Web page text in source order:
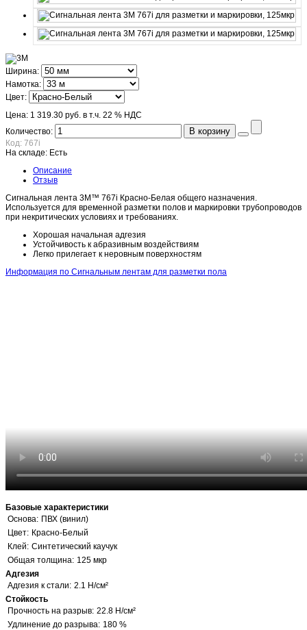
Ширина:
Намотка:
Цвет:
Цена: 1 319.30 руб. в т.ч. 22 % НДС
Количество:
В корзину
Код: 767i
На складе: Есть
Описание
Отзыв
Сигнальная лента 3M™ 767i Красно-Белая общего назначения.
Используется для временной разметки полов и маркировки трубопроводов
при некритических условиях и требованиях.
Хорошая начальная адгезия
Устойчивость к абразивным воздействиям
Легко прилегает к неровным поверхностям
Информация по Сигнальным лентам для разметки пола
Базовые характеристики
Основа: ПВХ (винил)
Цвет: Красно-Белый
Клей: Синтетический каучук
Общая толщина: 125 мкр
Адгезия
Адгезия к стали: 2.1 Н/см²
Стойкость
Прочность на разрыв: 22.8 Н/см²
Удлинение до разрыва: 180 %